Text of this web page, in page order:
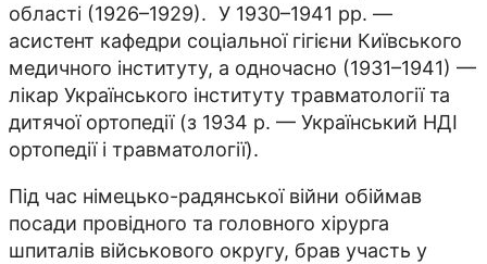
області (1926–1929). У 1930–1941 рр. —
асистент кафедри соціальної гігієни Київського
медичного інституту, а одночасно (1931–1941) —
лікар Українського інституту травматології та
дитячої ортопедії (з 1934 р. — Український НДІ
ортопедії і травматології).
Під час німецько-радянської війни обіймав
посади провідного та головного хірурга
шпиталів військового округу, брав участь у